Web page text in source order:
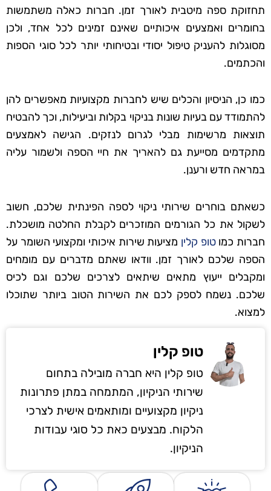
תחזוקת ספה מיטבית לאורך זמן. חברות כאלה משתמשות
בחומרים ואמצעים איכותיים שאינם זמינים לכל אחד, ולכן
מסוגלות להעניק טיפול יסודי ובטיחותי יותר לכל סוגי הספות
והכתמים.
כמו כן, הניסיון והכלים שיש לחברות מקצועיות מאפשרים להן
להתמודד עם בעיות שונות בניקוי בקלות וביעילות, וכך להבטיח
תוצאות מרשימות מבלי לגרום לנזקים. הגישה לאמצעים
מתקדמים מסייעת גם להאריך את חיי הספה ולשמור עליה
במראה חדש ורענן.
כשאתם בוחרים שירותי ניקוי לספה הפינתית שלכם, חשוב
לשקול את כל הגורמים המוזכרים לקבלת החלטה מושכלת.
חברות כמוטופ קלין מציעות שירות איכותי ומקצועי השומר על
הספה שלכם לאורך זמן. וודאו שאתם מדברים עם מומחים
ומקבלים ייעוץ מתאים שיתאים לצרכים שלכם וגם לכיס
שלכם. נשמח לספק לכם את השירות הטוב ביותר שתוכלו
למצוא.
טופ קלין
טופ קלין היא חברה מובילה בתחום
שירותי הניקיון, המתמחה במתן פתרונות
ניקיון מקצועיים ומותאמים אישית לצרכי
הלקוח. מבצעים כאת כל סוגי עבודות
הניקיון.